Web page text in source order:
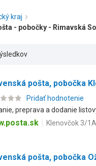
kraj
- pobočky - Rimavská
pošta, pobočka
Pridať hodnotenie
preprava a dodanie
Klenovčok 3/
pošta, pobočka